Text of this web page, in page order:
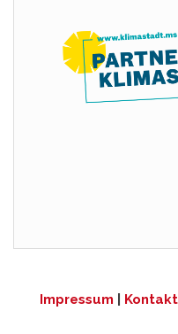
Impressum Kontakt